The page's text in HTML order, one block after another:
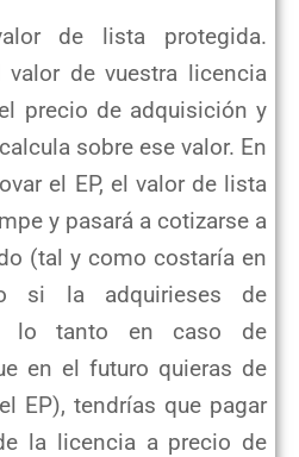
de lista protegida.
valor de vuestra licencia
precio de adquisición y
sobre ese valor. En
el EP, el valor de lista
y pasará a cotizarse a
(tal y como costaría en
si la adquirieses de
lo tanto en caso de
en el futuro quieras de
EP), tendrías que pagar
la licencia a precio de